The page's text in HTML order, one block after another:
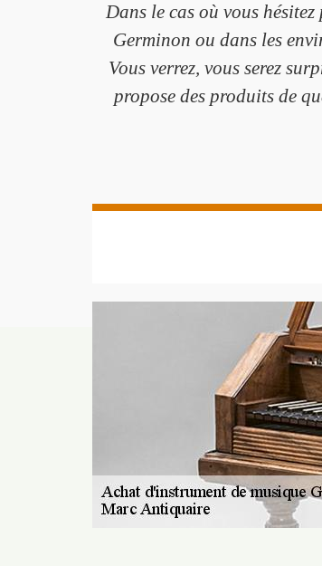
Dans le cas où vous
Germinon ou dans les
Vous verrez, vous serez
propose des produits de